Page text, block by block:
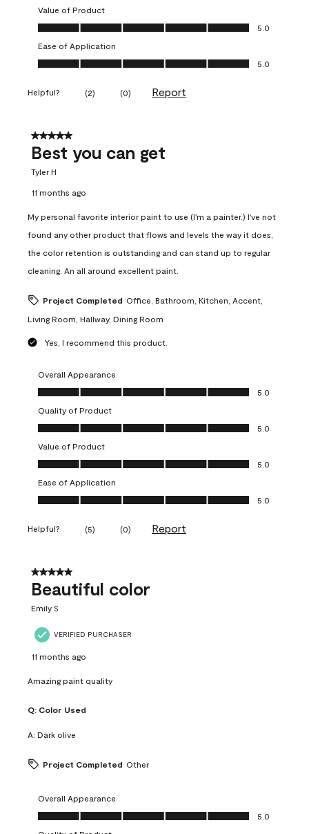
Value of Product
Value of Product, 5.0 out of 5
5.0
Ease of Application
Ease of Application, 5.0 out of 5
5.0
Helpful? (2) (0) Report
5 out of 5 stars.
Best you can get
Tyler H
11 months ago
My personal favorite interior paint to use (I'm a painter.) I've not
found any other product that flows and levels the way it does,
the color retention is outstanding and can stand up to regular
cleaning. An all around excellent paint.
Project Completed Office, Bathroom, Kitchen, Accent,
Living Room, Hallway, Dining Room
Yes, I recommend this product.
Overall Appearance
Overall Appearance, 5.0 out of 5
5.0
Quality of Product
Quality of Product, 5.0 out of 5
5.0
Value of Product
Value of Product, 5.0 out of 5
5.0
Ease of Application
Ease of Application, 5.0 out of 5
5.0
Helpful? (5) (0) Report
5 out of 5 stars.
Beautiful color
Emily S
VERIFIED PURCHASER
11 months ago
Amazing paint quality
Q: Color Used
A: Dark olive
Project Completed Other
Overall Appearance
Overall Appearance, 5.0 out of 5
5.0